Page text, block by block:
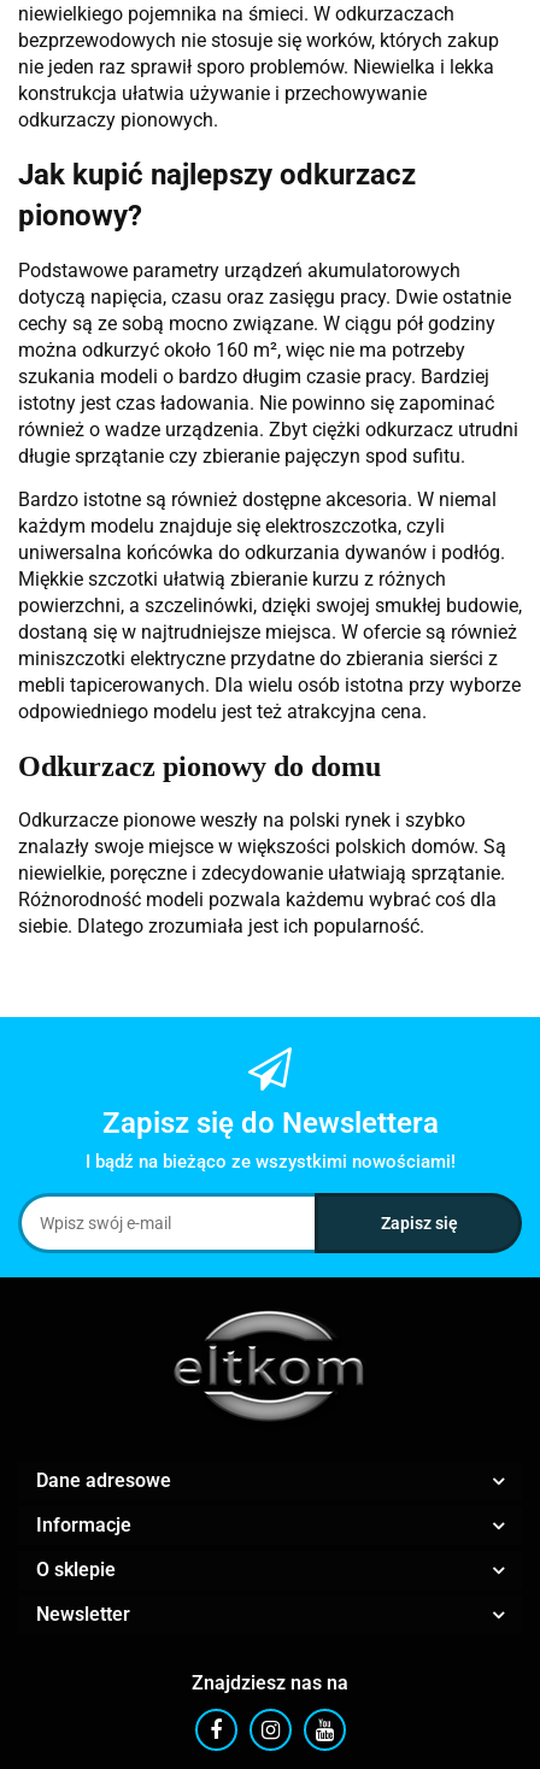
niewielkiego pojemnika na śmieci. W odkurzaczach
bezprzewodowych nie stosuje się worków, których zakup
nie jeden raz sprawił sporo problemów. Niewielka i lekka
konstrukcja ułatwia używanie i przechowywanie
odkurzaczy pionowych.
Jak kupić najlepszy odkurzacz
pionowy?
Podstawowe parametry urządzeń akumulatorowych
dotyczą napięcia, czasu oraz zasięgu pracy. Dwie ostatnie
cechy są ze sobą mocno związane. W ciągu pół godziny
można odkurzyć około 160 m², więc nie ma potrzeby
szukania modeli o bardzo długim czasie pracy. Bardziej
istotny jest czas ładowania. Nie powinno się zapominać
również o wadze urządzenia. Zbyt ciężki odkurzacz utrudni
długie sprzątanie czy zbieranie pajęczyn spod sufitu.
Bardzo istotne są również dostępne akcesoria. W niemal
każdym modelu znajduje się elektroszczotka, czyli
uniwersalna końcówka do odkurzania dywanów i podłóg.
Miękkie szczotki ułatwią zbieranie kurzu z różnych
powierzchni, a szczelinówki, dzięki swojej smukłej budowie,
dostaną się w najtrudniejsze miejsca. W ofercie są również
miniszczotki elektryczne przydatne do zbierania sierści z
mebli tapicerowanych. Dla wielu osób istotna przy wyborze
odpowiedniego modelu jest też atrakcyjna cena.
Odkurzacz pionowy do domu
Odkurzacze pionowe weszły na polski rynek i szybko
znalazły swoje miejsce w większości polskich domów. Są
niewielkie, poręczne i zdecydowanie ułatwiają sprzątanie.
Różnorodność modeli pozwala każdemu wybrać coś dla
siebie. Dlatego zrozumiała jest ich popularność.
Zapisz się do Newslettera
I bądź na bieżąco ze wszystkimi nowościami!
Dane adresowe
Informacje
O sklepie
Newsletter
Znajdziesz nas na